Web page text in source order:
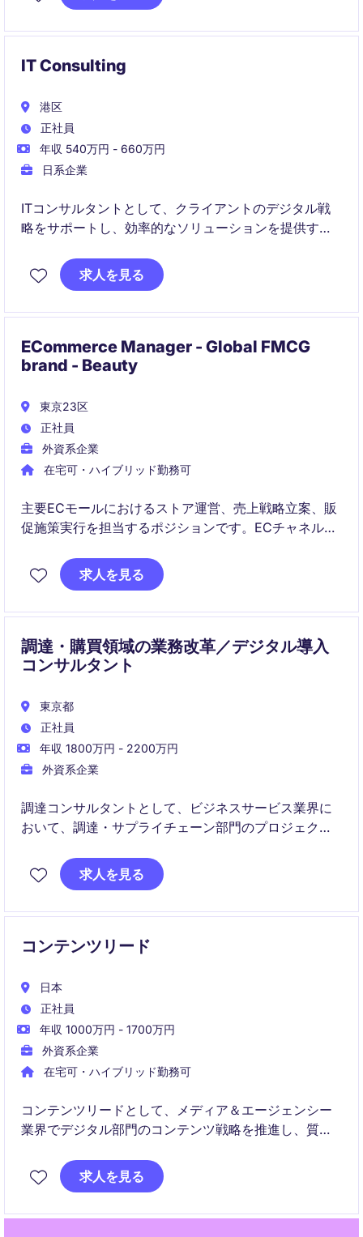
IT Consulting
港区
正社員
年収 540万円 - 660万円
日系企業
ITコンサルタントとして、クライアントのデジタル戦
略をサポートし、効率的なソリューションを提供する
の経験を活かして活躍できる機会です。
求人を見る
ECommerce Manager - Global FMCG
brand - Beauty
東京23区
正社員
外資系企業
在宅可・ハイブリッド勤務可
主要ECモールにおけるストア運営、売上戦略立案、販
促施策実行を担当するポジションです。ECチャネルの
横断的にリードしていただきます。
求人を見る
調達・購買領域の業務改革／デジタル導入
コンサルタント
東京都
正社員
年収 1800万円 - 2200万円
外資系企業
調達コンサルタントとして、ビジネスサービス業界に
おいて、調達・サプライチェーン部門のプロジェクト
を的確に理解し、最適な調達戦略を提案・実行してい
ただきます。
求人を見る
コンテンツリード
日本
正社員
年収 1000万円 - 1700万円
外資系企業
在宅可・ハイブリッド勤務可
コンテンツリードとして、メディア＆エージェンシー
業界でデジタル部門のコンテンツ戦略を推進し、質の
ジションでは、チームを率いながら効果的なデジタル
コンテンツを構築する役割を担います。
求人を見る